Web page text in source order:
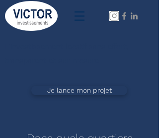
Je lance mon projet